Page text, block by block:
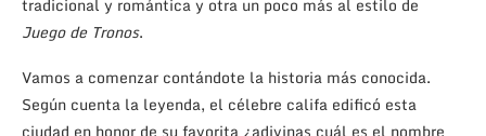
tradicional y romántica y otra un poco más al estilo de
Juego de Tronos.
Vamos a comenzar contándote la historia más conocida.
Según cuenta la leyenda, el célebre califa edificó esta